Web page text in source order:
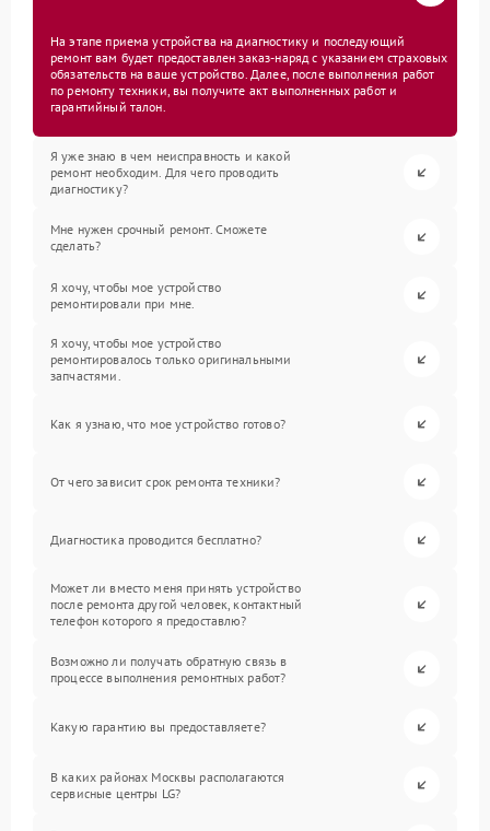
На этапе приема устройства на диагностику и последующий
ремонт вам будет предоставлен заказ-наряд с указанием страховых
обязательств на ваше устройство. Далее, после выполнения работ
по ремонту техники, вы получите акт выполненных работ и
гарантийный талон.
Я уже знаю в чем неисправность и какой
ремонт необходим. Для чего проводить
диагностику?
Мне нужен срочный ремонт. Сможете
сделать?
Я хочу, чтобы мое устройство
ремонтировали при мне.
Я хочу, чтобы мое устройство
ремонтировалось только оригинальными
запчастями.
Как я узнаю, что мое устройство готово?
От чего зависит срок ремонта техники?
Диагностика проводится бесплатно?
Может ли вместо меня принять устройство
после ремонта другой человек, контактный
телефон которого я предоставлю?
Возможно ли получать обратную связь в
процессе выполнения ремонтных работ?
Какую гарантию вы предоставляете?
В каких районах Москвы располагаются
сервисные центры LG?